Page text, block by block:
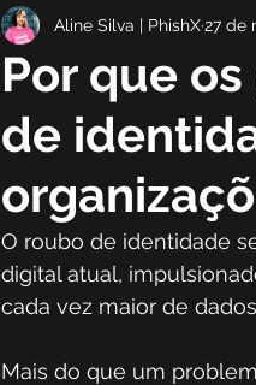
Por que
de
Aline Silva | PhishX27 de
O roubo de identidade
digital atual,
cada vez maior de
Mais do que um